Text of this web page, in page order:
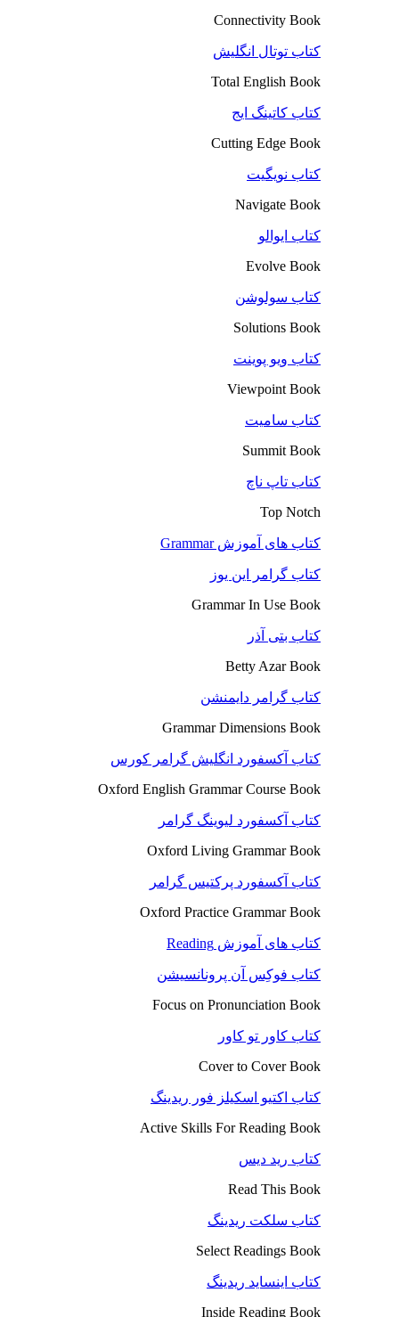
Connectivity Book
کتاب توتال انگلیش
Total English Book
کتاب کاتینگ ایج
Cutting Edge Book
کتاب نویگیت
Navigate Book
کتاب ایوالو
Evolve Book
کتاب سولوشن
Solutions Book
کتاب ویو پوینت
Viewpoint Book
کتاب سامیت
Summit Book
کتاب تاپ ناچ
Top Notch
کتاب های آموزش Grammar
کتاب گرامر این یوز
Grammar In Use Book
کتاب بتی آذر
Betty Azar Book
کتاب گرامر دایمنشن
Grammar Dimensions Book
کتاب آکسفورد انگلیش گرامر کورس
Oxford English Grammar Course Book
کتاب آکسفورد لیوینگ گرامر
Oxford Living Grammar Book
کتاب آکسفورد پرکتیس گرامر
Oxford Practice Grammar Book
کتاب های آموزش Reading
کتاب فوکِس آن پرونانسیشن
Focus on Pronunciation Book
کتاب کاور تو کاور
Cover to Cover Book
کتاب اکتیو اسکیلز فور ریدینگ
Active Skills For Reading Book
کتاب رید دیس
Read This Book
کتاب سلکت ریدینگ
Select Readings Book
کتاب اینساید ریدینگ
Inside Reading Book